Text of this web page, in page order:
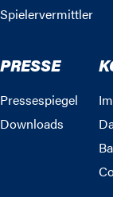
Spielervermittler
PRESSE
Pressespiegel
Downloads